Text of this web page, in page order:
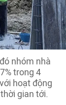
nhóm nhà
trong 4
hoạt động
gian tới.